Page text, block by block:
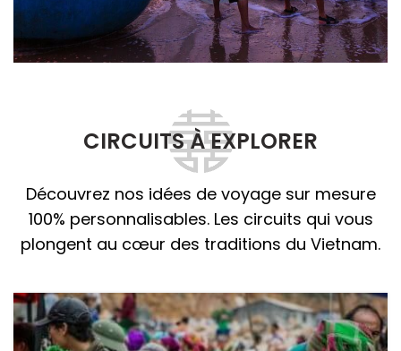
CIRCUITS À EXPLORER
Découvrez nos idées de voyage sur mesure
100% personnalisables. Les circuits qui vous
plongent au cœur des traditions du Vietnam.